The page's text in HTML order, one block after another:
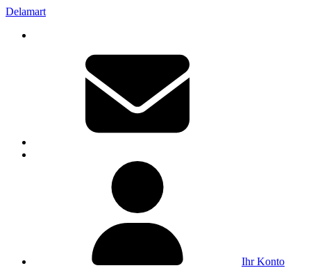
Delamart
Ihr Konto